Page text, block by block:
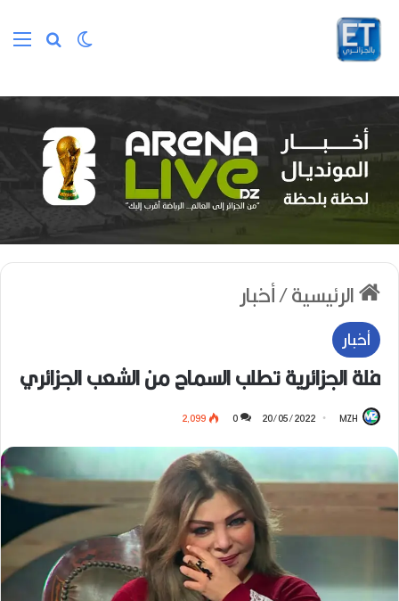
بحث عن
الوضع المظلم
الرئيسية/أخبار
أخبار
فلة الجزائرية تطلب السماح من الشعب الجزائري
MZH
20/05/2022
0 2٬099